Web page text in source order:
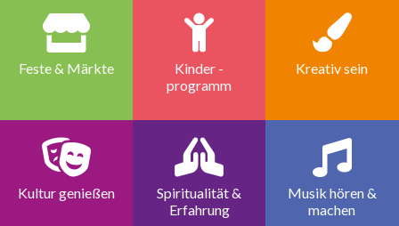
Feste & Märkte
Kinder -
programm
Kreativ sein
Kultur genießen
Spiritualität &
Erfahrung
Musik hören &
machen